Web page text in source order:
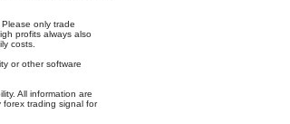
only trade
profits always also
costs.
or other software
All information are
forex trading signal for